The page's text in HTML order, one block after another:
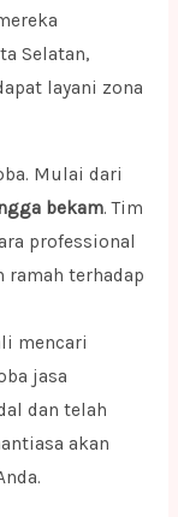
Selatan,
layani zona
Mulai dari
bekam. Tim
professional
ramah terhadap
mencari
jasa
dan telah
akan